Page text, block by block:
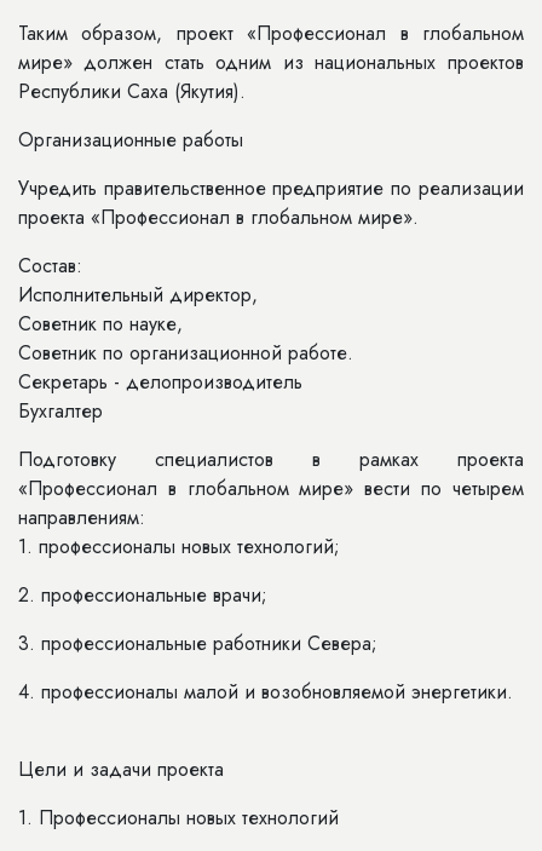
Таким образом, проект «Профессионал в глобальном
мире» должен стать одним из национальных проектов
Республики Саха (Якутия).
Организационные работы
Учредить правительственное предприятие по реализации
проекта «Профессионал в глобальном мире».
Состав:
Исполнительный директор,
Советник по науке,
Советник по организационной работе.
Секретарь - делопроизводитель
Бухгалтер
Подготовку специалистов в рамках проекта
«Профессионал в глобальном мире» вести по четырем
направлениям:
1. профессионалы новых технологий;
2. профессиональные врачи;
3. профессиональные работники Севера;
4. профессионалы малой и возобновляемой энергетики.
Цели и задачи проекта
1. Профессионалы новых технологий